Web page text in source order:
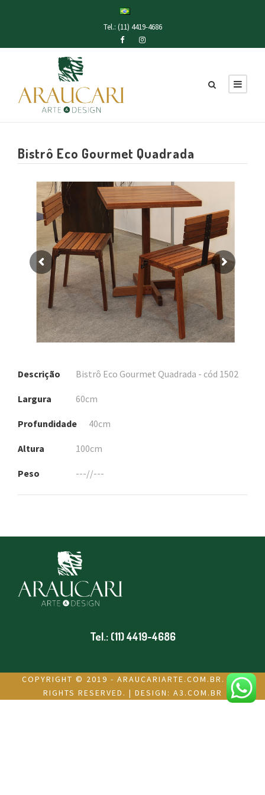
Tel.: (11) 4419-4686
Bistrô Eco Gourmet Quadrada
Descrição Bistrô Eco Gourmet Quadrada - cód 1502
Largura 60cm
Profundidade 40cm
Altura 100cm
Peso ---//---
Tel.: (11) 4419-4686
COPYRIGHT © 2019 - ARAUCARIARTE.COM.BR. ALL
RIGHTS RESERVED. | DESIGN: A3.COM.BR